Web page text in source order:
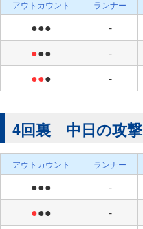
アウトカウント ランナー
●●● -
●●● -
●●● -
4回裏 中日の攻撃
アウトカウント ランナー
●●● -
●●● -